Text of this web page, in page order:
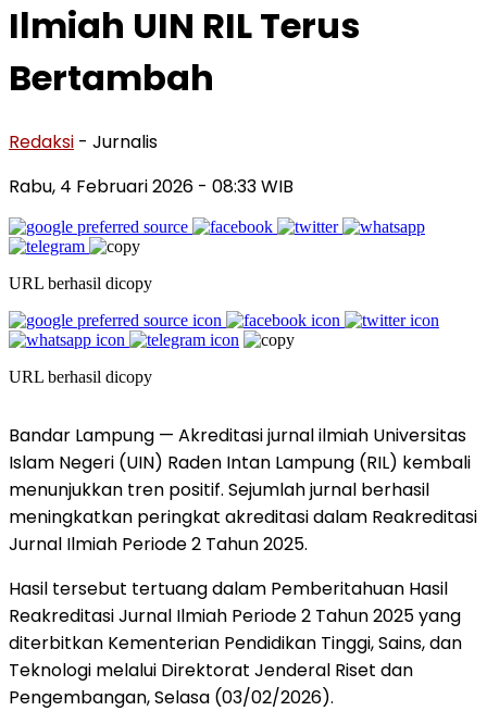
Ilmiah UIN RIL Terus
Bertambah
Redaksi - Jurnalis
Rabu, 4 Februari 2026 - 08:33 WIB
URL berhasil dicopy
URL berhasil dicopy
Bandar Lampung — Akreditasi jurnal ilmiah Universitas
Islam Negeri (UIN) Raden Intan Lampung (RIL) kembali
menunjukkan tren positif. Sejumlah jurnal berhasil
meningkatkan peringkat akreditasi dalam Reakreditasi
Jurnal Ilmiah Periode 2 Tahun 2025.
Hasil tersebut tertuang dalam Pemberitahuan Hasil
Reakreditasi Jurnal Ilmiah Periode 2 Tahun 2025 yang
diterbitkan Kementerian Pendidikan Tinggi, Sains, dan
Teknologi melalui Direktorat Jenderal Riset dan
Pengembangan, Selasa (03/02/2026).